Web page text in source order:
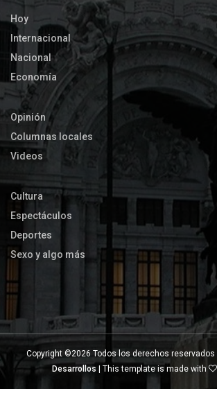
Hoy
Internacional
Nacional
Economía
Opinión
Columnas locales
Videos
Cultura
Espectáculos
Deportes
Sexo y algo más
Copyright ©2026 Todos los derechos reservados |
Desarrollos | This template is made with